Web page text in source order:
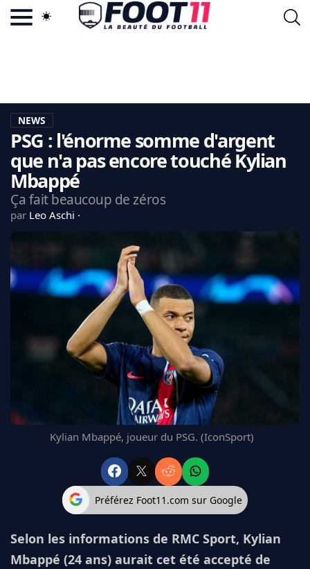
LA CHARTE
VIE PRIVÉE
CGU
CONTACTEZ-NOUS
PSG
LIGUE 1
FC BARCELONE
MANCHESTER UNITED
CHELSEA
NEWS
PSG : l'énorme somme d'argent
que n'a pas encore touché Kylian
Mbappé
Ça fait beaucoup de zéros
par Leo Aschi
Kylian Mbappé, joueur du PSG. (IconSport)
Préférez Foot11.com sur Google
Selon les informations de RMC Sport, Kylian
Mbappé (24 ans) aurait cet été accepté de